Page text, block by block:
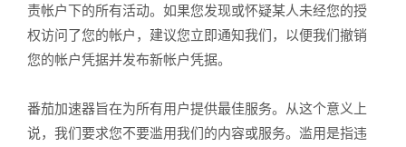
责帐户下的所有活动。如果您发现或怀疑某人未经您的授
权访问了您的帐户，建议您立即通知我们，以便我们撤销
您的帐户凭据并发布新帐户凭据。
番茄加速器旨在为所有用户提供最佳服务。从这个意义上
说，我们要求您不要滥用我们的内容或服务。滥用是指违